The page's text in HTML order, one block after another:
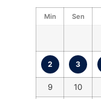
Min Sen
2 3
9 10